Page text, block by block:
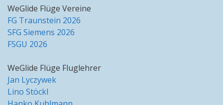
WeGlide Flüge Vereine
FG Traunstein 2026
SFG Siemens 2026
FSGU 2026
WeGlide Flüge Fluglehrer
Jan Lyczywek
Lino Stöckl